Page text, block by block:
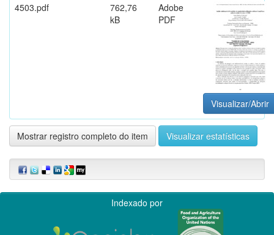
4503.pdf
762,76
kB
Adobe
PDF
Visualizar/Abrir
Mostrar registro completo do item Visualizar estatísticas
Indexado por